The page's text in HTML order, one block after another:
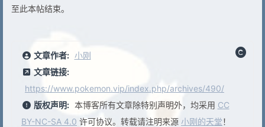
至此本帖结束。
文章作者: 小刚
文章链接:
https://www.pokemon.vip/index.php/archives/490/
版权声明: 本博客所有文章除特别声明外，均采用 CC
BY-NC-SA 4.0 许可协议。转载请注明来源 小刚的天堂！